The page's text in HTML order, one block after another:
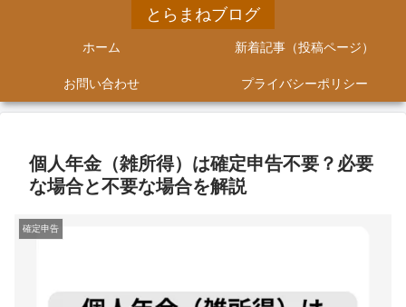
とらまねブログ
ホーム 新着記事（投稿ページ）
お問い合わせ プライバシーポリシー
個人年金（雑所得）は確定申告不要？必要
な場合と不要な場合を解説
確定申告